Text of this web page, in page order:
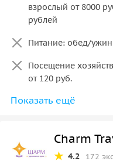
Театрализованная
кремлю
Посещение
Возможность
фееричной
Посещение
программой
взрослый от 8000
рублей
Питание: обед/ужин
Посещение
от 120 руб.
Катание на лошадях
Посещение музея
взрослые, 200 руб. -
Показать ещё
Charm
4.2 172